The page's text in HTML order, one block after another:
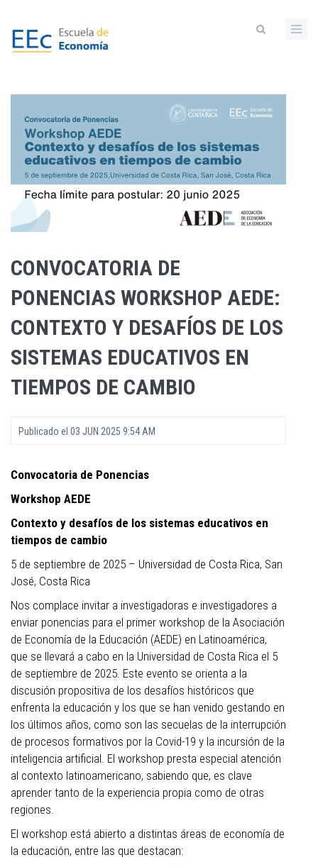
contenido
CONVOCATORIA DE
PONENCIAS WORKSHOP AEDE:
CONTEXTO Y DESAFÍOS DE LOS
SISTEMAS EDUCATIVOS EN
TIEMPOS DE CAMBIO
Publicado el 03 JUN 2025 9:54 AM
Convocatoria de Ponencias
Workshop AEDE
Contexto y desafíos de los sistemas educativos en
tiempos de cambio
5 de septiembre de 2025 – Universidad de Costa Rica, San
José, Costa Rica
Nos complace invitar a investigadoras e investigadores a
enviar ponencias para el primer workshop de la Asociación
de Economía de la Educación (AEDE) en Latinoamérica,
que se llevará a cabo en la Universidad de Costa Rica el 5
de septiembre de 2025. Este evento se orienta a la
discusión propositiva de los desafíos históricos que
enfrenta la educación y los que se han venido gestando en
los últimos años, como son las secuelas de la interrupción
de procesos formativos por la Covid-19 y la incursión de la
inteligencia artificial. El workshop presta especial atención
al contexto latinoamericano, sabiendo que, es clave
aprender tanto de la experiencia propia como de otras
regiones.
El workshop está abierto a distintas áreas de economía de
la educación, entre las que destacan: